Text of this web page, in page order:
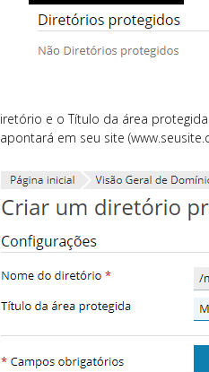
e o Título da área
em seu site